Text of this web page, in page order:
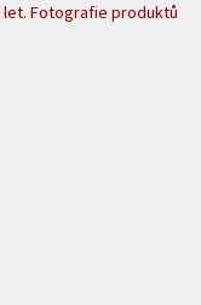
let. Fotografie produktů